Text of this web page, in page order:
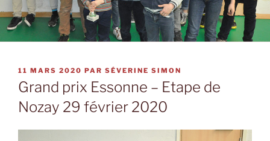
PUBLIÉ
LE
11 MARS 2020 PAR SÉVERINE SIMON
Grand prix Essonne – Etape de
Nozay 29 février 2020